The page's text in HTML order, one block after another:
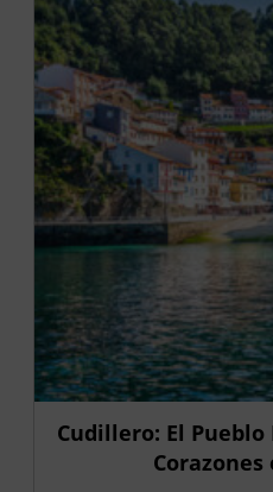
Cudillero: El Pueblo
Corazones